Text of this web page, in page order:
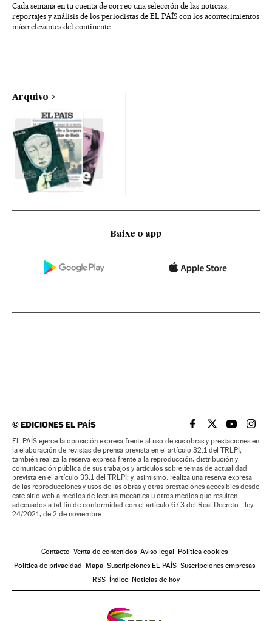
Cada semana en tu cuenta de correo una selección de las noticias,
reportajes y análisis de los periodistas de EL PAÍS con los acontecimientos
más relevantes del continente.
Arquivo
Baixe o app
©EDICIONES EL PAÍS EL PAÍS BRASIL EN
EL PAÍSEL PAÍS
EL
EL PAÍS ejerce la oposición expresa frente al uso de sus obras y prestaciones en
la elaboración de revistas de prensa prevista en el artículo 32.1 del TRLPI;
también realiza la reserva expresa frente a la reproducción, distribución y
comunicación pública de sus trabajos y artículos sobre temas de actualidad
prevista en el artículo 33.1 del TRLPI; y, asimismo, realiza una reserva expresa
de las reproducciones y usos de las obras y otras prestaciones accesibles desde
este sitio web a medios de lectura mecánica u otros medios que resulten
adecuados a tal fin de conformidad con el artículo 67.3 del Real Decreto - ley
24/2021, de 2 de noviembre
Contacto Venta de contenidos Aviso legal
Política cookies
Política de privacidad
Mapa Suscripciones EL PAÍS Suscripciones empresas
RSS
Índice Noticias de hoy